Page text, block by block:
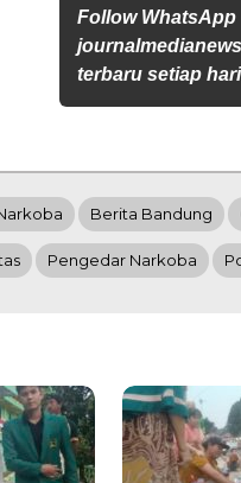
Follow WhatsApp
terbaru setiap hari
Berita Bandung
Pengedar Narkoba